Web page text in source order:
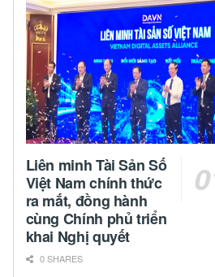
Liên minh Tài Sản Số
Việt Nam chính thức
ra mắt, đồng hành
cùng Chính phủ triển
khai Nghị quyết
0 SHARES